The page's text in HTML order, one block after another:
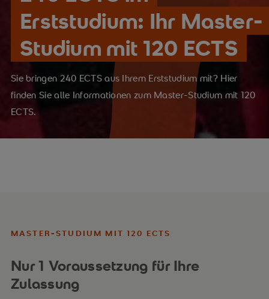
Erststudium: Ihr Master-
Studium mit 120 ECTS
Sie bringen 240 ECTS aus Ihrem Erststudium mit? Hier
finden Sie alle Informationen zum Master-Studium mit 120
ECTS.
MASTER-STUDIUM MIT 120 ECTS
Nur 1 Voraussetzung für Ihre
Zulassung